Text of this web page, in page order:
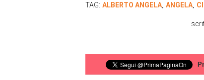
TAG: ALBERTO ANGELA, ANGELA,